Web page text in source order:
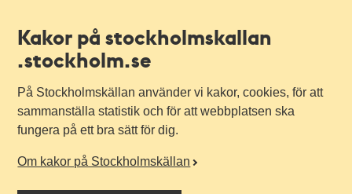
Kakor på stockholmskallan
.stockholm.se
På Stockholmskällan använder vi kakor, cookies, för att
sammanställa statistik och för att webbplatsen ska
fungera på ett bra sätt för dig.
Om kakor på Stockholmskällan